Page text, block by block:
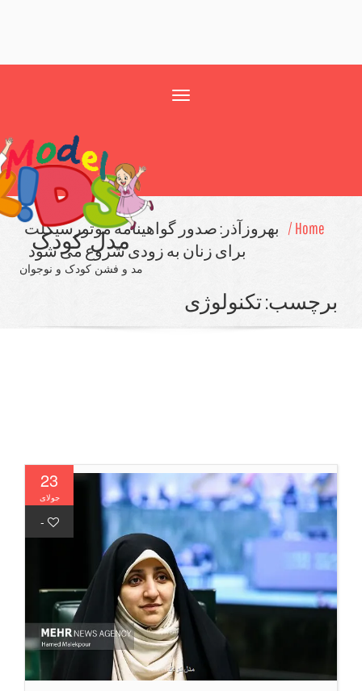
مدل کودک
مد و فشن کودک و نوجوان
بهروزآذر: صدور گواهینامه موتورسیکلت
برای زنان به زودی شروع می شود
تكنولوژی
23